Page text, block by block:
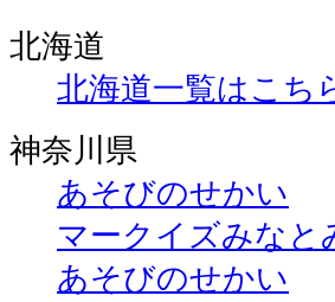
北海道
北海道一覧はこち
神奈川県
あそびのせかい
マークイズみなと
あそびのせかい